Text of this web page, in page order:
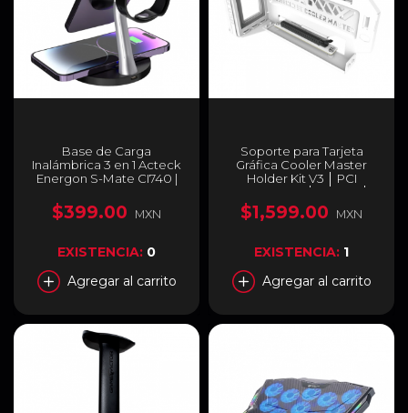
Base de Carga
Inalámbrica 3 en 1 Acteck
Energon S-Mate CI740 |
Simultáneamente | 15W /
3W / 5W | Carga
Plata | AC-937139
$399.00 MXN
EXISTENCIA: 0
Agregar al carrito
Soporte para Tarjeta
Gráfica Cooler Master
Holder Kit V3 │ PCI
Express 4.0 │ Blanco │
MCA-U000R-WFVK03
$1,599.00 MXN
EXISTENCIA: 1
Agregar al carrito